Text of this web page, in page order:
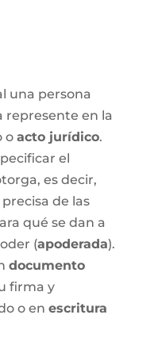
una persona
represente en la
o acto jurídico.
el
es decir,
de las
qué se dan a
(apoderada).
documento
firma y
o en escritura